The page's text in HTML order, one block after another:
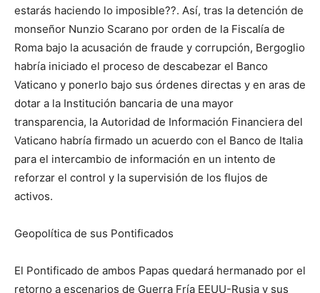
estarás haciendo lo imposible??. Así, tras la detención de
monseñor Nunzio Scarano por orden de la Fiscalía de
Roma bajo la acusación de fraude y corrupción, Bergoglio
habría iniciado el proceso de descabezar el Banco
Vaticano y ponerlo bajo sus órdenes directas y en aras de
dotar a la Institución bancaria de una mayor
transparencia, la Autoridad de Información Financiera del
Vaticano habría firmado un acuerdo con el Banco de Italia
para el intercambio de información en un intento de
reforzar el control y la supervisión de los flujos de
activos.
Geopolítica de sus Pontificados
El Pontificado de ambos Papas quedará hermanado por el
retorno a escenarios de Guerra Fría EEUU-Rusia y sus